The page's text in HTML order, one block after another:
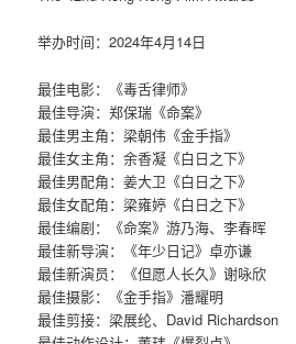
举办时间：2024年4月14日
最佳电影：《毒舌律师》
最佳导演：郑保瑞《命案》
最佳男主角：梁朝伟《金手指》
最佳女主角：余香凝《白日之下》
最佳男配角：姜大卫《白日之下》
最佳女配角：梁雍婷《白日之下》
最佳编剧：《命案》游乃海、李春晖
最佳新导演：《年少日记》卓亦谦
最佳新演员：《但愿人长久》谢咏欣
最佳摄影：《金手指》潘耀明
最佳剪接：梁展纶、David Richardson